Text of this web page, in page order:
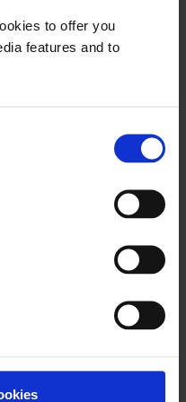
to offer you
features and to